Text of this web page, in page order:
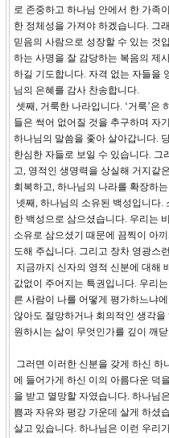
로 존중하고 하나님 안에서 한 가족
한 정체성을 가져야 하겠습니다. 그
믿음의 사람으로 성장할 수 있는 것
하는 사명을 잘 감당하는 복음의 제
하길 기도합니다. 자격 없는 자들을
님의 은혜를 감사 찬송합니다.
셋째, 거룩한 나라입니다. ‘거룩’은
들은 썩어 없어질 것을 추구하며 자
하나님의 말씀을 좇아 살아갑니다.
한심한 자들로 보일 수 있습니다. 그
고, 영적인 생명력을 상실해 거지같
회복하고, 하나님의 나라를 확장하
넷째, 하나님의 소유된 백성입니다.
한 백성으로 삼으셨습니다. 우리는
소유로 삼으셨기 때문에 끔찍이 아
도해 주십니다. 그리고 장차 영광스
지금까지 신자의 영적 신분에 대해
값없이 주어지는 특권입니다. 우리
른 사람이 나를 어떻게 평가하느냐
않아도 절망하거나 회의적인 생각
원하시는 삶이 무엇인가를 깊이 깨
그러면 이러한 신분을 갖게 하신 하
에 들어가게 하신 이의 아름다운 덕
을 받고 멸망할 자였습니다. 하나님
쁨과 자유와 평강 가운데 살게 하셨
살고 있습니다. 하나님은 이런 우리